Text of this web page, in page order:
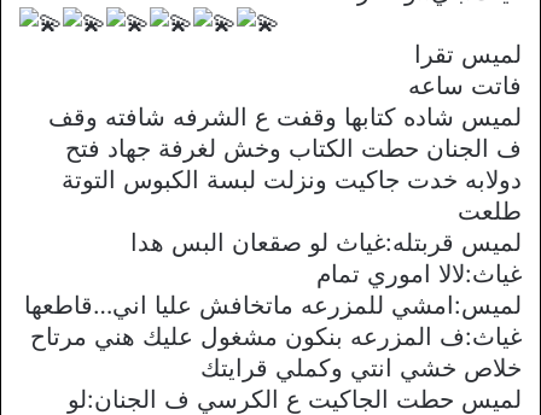
لميس تقرا
فاتت ساعه
لميس شاده كتابها وقفت ع الشرفه شافته وقف
ف الجنان حطت الكتاب وخش لغرفة جهاد فتح
دولابه خدت جاكيت ونزلت لبسة الكبوس التوتة
طلعت
لميس قربتله:غياث لو صقعان البس هدا
غياث:لالا اموري تمام
لميس:امشي للمزرعه ماتخافش عليا اني…قاطعها
غياث:ف المزرعه بنكون مشغول عليك هني مرتاح
خلاص خشي انتي وكملي قرايتك
لميس حطت الجاكيت ع الكرسي ف الجنان:لو